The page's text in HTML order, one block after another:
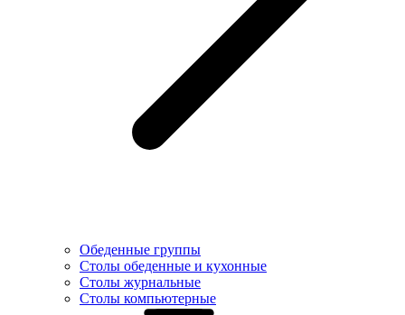
Обеденные группы
Столы обеденные и кухонные
Столы журнальные
Столы компьютерные